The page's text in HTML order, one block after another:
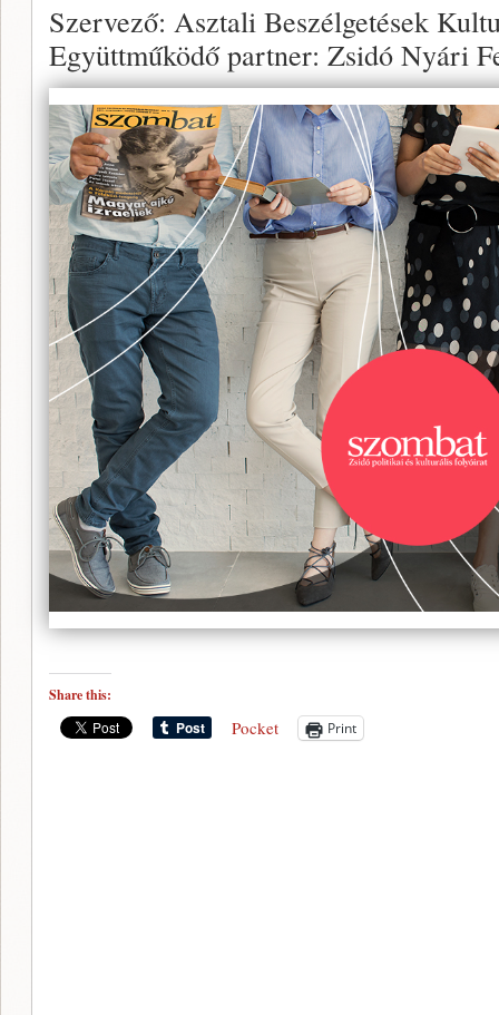
Szervező: Asztali Beszélgetések
Együttműködő partner: Zsidó Nyári
Share this:
Pocket Print